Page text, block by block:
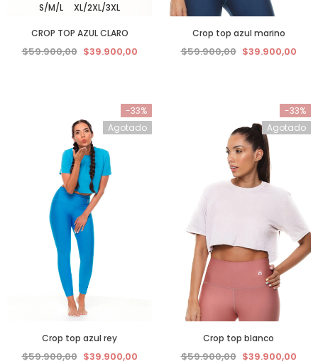
S/M/L XL/2XL/3XL
CROP TOP AZUL CLARO
$59.900,00 $39.900,00
Crop top azul marino
$59.900,00 $39.900,00
-33%
Agotado
Crop top azul rey
$59.900,00 $39.900,00
-33%
Agotado
Crop top blanco
$59.900,00 $39.900,00